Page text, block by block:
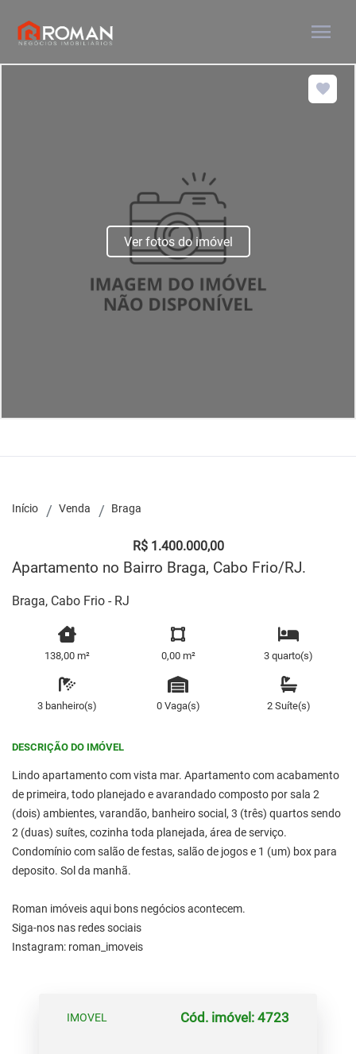
menu
Ver fotos do imóvel
Início Venda Braga
R$ 1.400.000,00
Apartamento no Bairro Braga, Cabo Frio/RJ.
Braga, Cabo Frio - RJ
138,00 m² 0,00 m² 3 quarto(s)
3 banheiro(s) 0 Vaga(s) 2 Suíte(s)
DESCRIÇÃO DO IMÓVEL
Lindo apartamento com vista mar. Apartamento com acabamento
de primeira, todo planejado e avarandado composto por sala 2
(dois) ambientes, varandão, banheiro social, 3 (três) quartos sendo
2 (duas) suítes, cozinha toda planejada, área de serviço.
Condomínio com salão de festas, salão de jogos e 1 (um) box para
deposito. Sol da manhã.
Roman imóveis aqui bons negócios acontecem.
Siga-nos nas redes sociais
Instagram: roman_imoveis
IMOVEL Cód. imóvel: 4723